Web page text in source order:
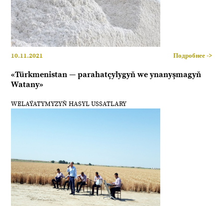
10.11.2021 Подробнее ->
«Türkmenistan — parahatçylygyň we ynanyşmagyň
Watany»
WELAÝATYMYZYŇ HASYL USSATLARY